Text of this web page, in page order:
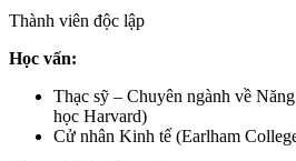
Thành viên độc lập
Học vấn:
Thạc sỹ – Chuyên ngành về
học Harvard)
Cử nhân Kinh tế (Earlham